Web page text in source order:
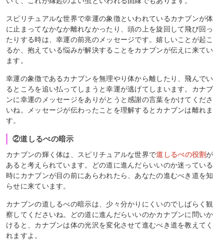
スピリチュアルな世界で幸運の象徴といわれているカナブンが体
に止まってなかなか離れなかったり、頭の上を旋回して飛び回っ
たりする時は、幸運の前兆のメッセージです。嬉しいことが起こ
るか、抱えている悩みが解決することをカナブンが伝えに来てい
ます。
幸運の象徴であるカナブンを無理やり体から離したり、飛んでい
るところを追い払ってしまうと幸運が逃げてしまいます。カナブ
ンに幸運のメッセージをありがとうと感謝の言葉をかけてくださ
いね。メッセージが伝わったことを理解するとカナブンは離れま
す。
②道しるべの暗示
カナブンの輝く体は、スピリチュアルな世界で道しるべの役割が
あると考えられています。どの道に進んだらいいのか迷っている
時にカナブンが目の前にあらわれたら、あなたの進むべき道を知
らせに来ています。
カナブンの道しるべの暗示は、少々分かりにくいのでしばらく観
察してくださいね。どの道に進んだらいいのかカナブンに問いか
けると、カナブンは体の光沢を変化させて進むべき道を教えてく
れますよ。